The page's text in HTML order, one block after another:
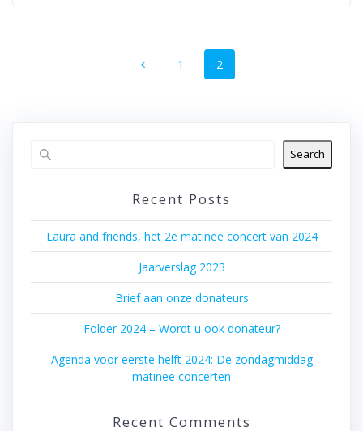
navigation
Page
1 Page
2
Search
Recent Posts
Laura and friends, het 2e matinee concert van 2024
Jaarverslag 2023
Brief aan onze donateurs
Folder 2024 – Wordt u ook donateur?
Agenda voor eerste helft 2024: De zondagmiddag
matinee concerten
Recent Comments